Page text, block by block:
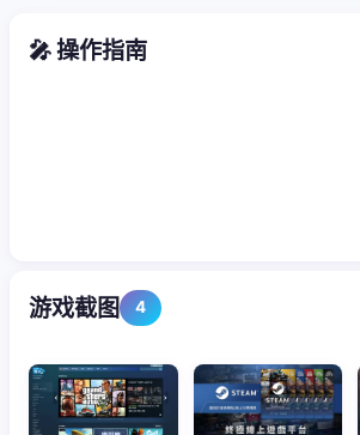
🎤 操作指南
游戏截图 4